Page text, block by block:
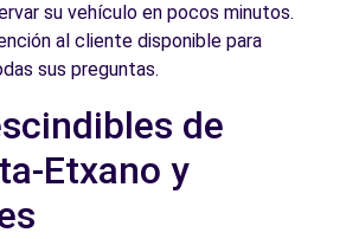
su vehículo en pocos minutos.
al cliente disponible para
sus preguntas.
de
Etxano y